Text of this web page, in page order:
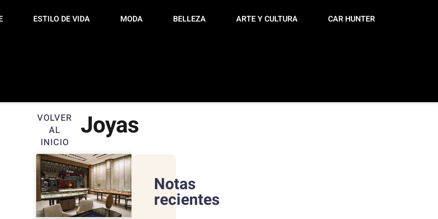
ESTILO DE VIDA MODA BELLEZA ARTE Y CULTURA CAR HUNTER
VOLVER
AL
INICIO
Joyas
Notas
recientes